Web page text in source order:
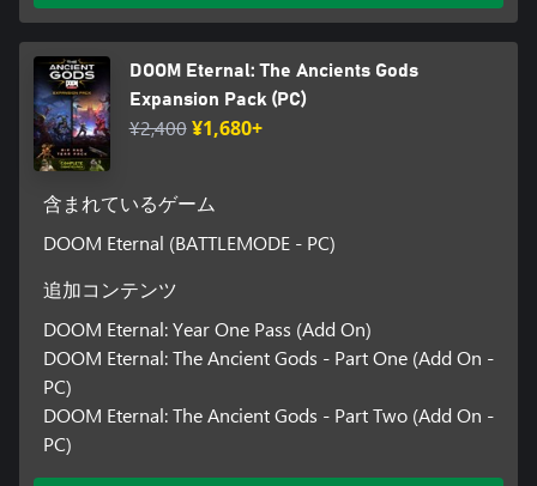
DOOM Eternal: The Ancients Gods
Expansion Pack (PC)
¥2,400 ¥1,680+
含まれているゲーム
DOOM Eternal (BATTLEMODE - PC)
追加コンテンツ
DOOM Eternal: Year One Pass (Add On)
DOOM Eternal: The Ancient Gods - Part One (Add On -
PC)
DOOM Eternal: The Ancient Gods - Part Two (Add On -
PC)